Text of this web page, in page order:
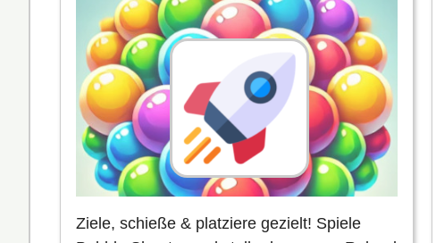
Ziele, schieße & platziere gezielt! Spiele